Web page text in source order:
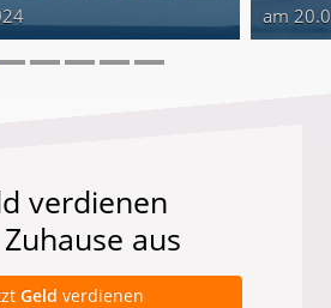
am
verdienen
aus
Geld verdienen